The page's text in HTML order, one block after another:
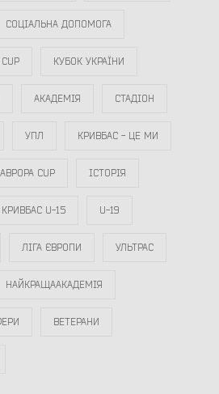
СОЦІАЛЬНА ДОПОМОГА
CUP КУБОК УКРАЇНИ
АКАДЕМІЯ СТАДІОН
УПЛ КРИВБАС - ЦЕ МИ
АВРОРА CUP ІСТОРІЯ
U-15 U-19
ЛІГА ЄВРОПИ УЛЬТРАС
НАЙКРАЩААКАДЕМІЯ
ВЕТЕРАНИ